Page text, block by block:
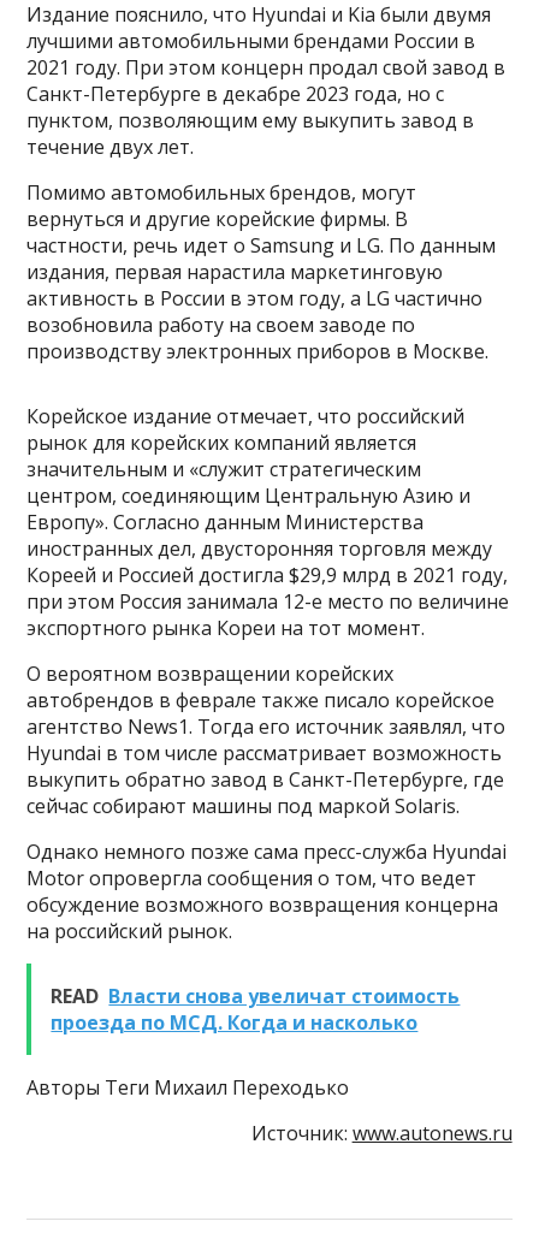
Издание пояснило, что Hyundai и Kia были двумя
лучшими автомобильными брендами России в
2021 году. При этом концерн продал свой завод в
Санкт-Петербурге в декабре 2023 года, но с
пунктом, позволяющим ему выкупить завод в
течение двух лет.
Помимо автомобильных брендов, могут
вернуться и другие корейские фирмы. В
частности, речь идет о Samsung и LG. По данным
издания, первая нарастила маркетинговую
активность в России в этом году, а LG частично
возобновила работу на своем заводе по
производству электронных приборов в Москве.
Корейское издание отмечает, что российский
рынок для корейских компаний является
значительным и «служит стратегическим
центром, соединяющим Центральную Азию и
Европу». Согласно данным Министерства
иностранных дел, двусторонняя торговля между
Кореей и Россией достигла $29,9 млрд в 2021 году,
при этом Россия занимала 12-е место по величине
экспортного рынка Кореи на тот момент.
О вероятном возвращении корейских
автобрендов в феврале также писало корейское
агентство News1. Тогда его источник заявлял, что
Hyundai в том числе рассматривает возможность
выкупить обратно завод в Санкт-Петербурге, где
сейчас собирают машины под маркой Solaris.
Однако немного позже сама пресс-служба Hyundai
Motor опровергла сообщения о том, что ведет
обсуждение возможного возвращения концерна
на российский рынок.
READ Власти снова увеличат стоимость
проезда по МСД. Когда и насколько
Авторы Теги Михаил Переходько
Источник: www.autonews.ru